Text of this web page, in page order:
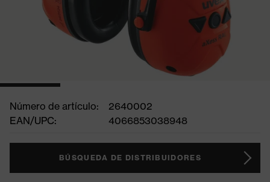
Número de artículo:
2640002
EAN/UPC:
4066853038948
BÚSQUEDA DE DISTRIBUIDORES